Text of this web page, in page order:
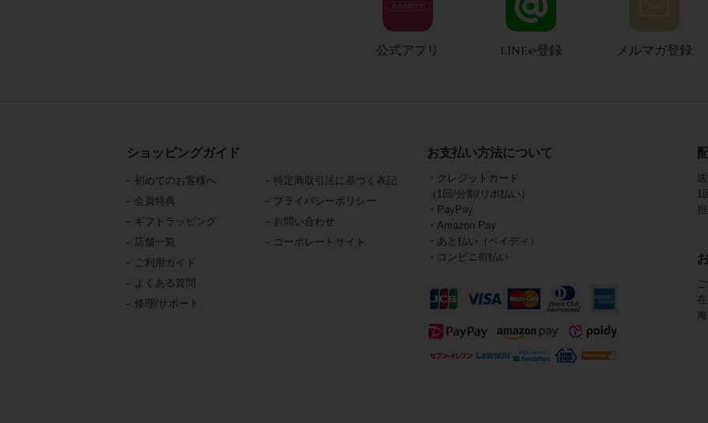
公式アプリ LINE@登録 メルマガ登録
ショッピングガイド
初めてのお客様へ
会員特典
ギフトラッピング
店舗一覧
ご利用ガイド
よくある質問
修理/サポート
特定商取引法に基づく表記
プライバシーポリシー
お問い合わせ
コーポレートサイト
お支払い方法について
・クレジットカード
（1回/分割/リボ払い）
・PayPay
・Amazon Pay
・あと払い（ペイディ）
・コンビニ前払い
1